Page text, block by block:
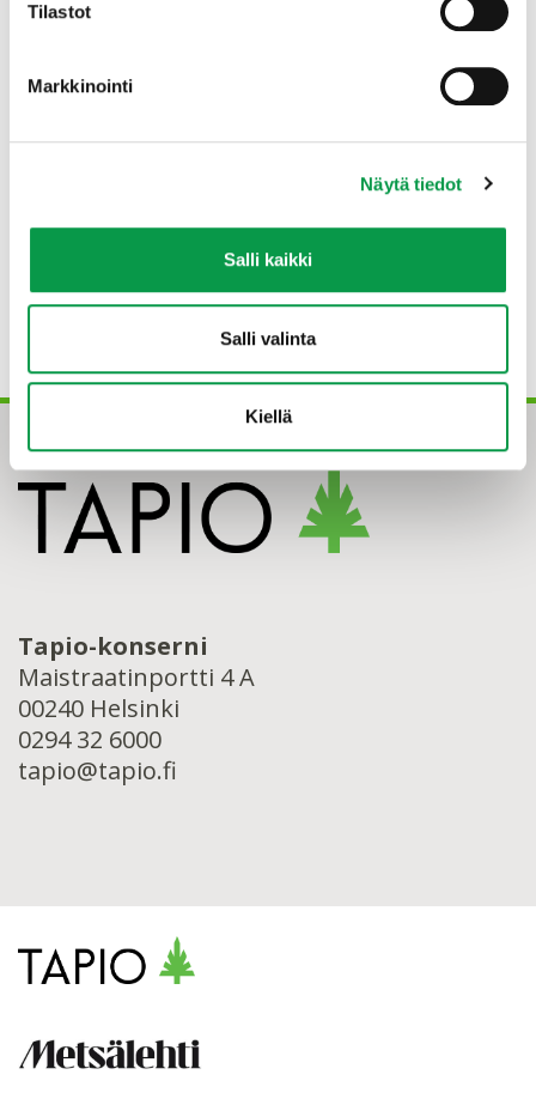
Tilastot
Markkinointi
Näytä tiedot
Salli kaikki
Salli valinta
Kiellä
Luontomatkailu, hyvinvointi ja
Luontomatkailu, hyvinvointi ja METSO. Tapion
© Tapio Oy
ISSN 2342-804X (pdf)
ISBN 978-952-5632-46-0
Tapio-konserni
Maistraatinportti 4 A
00240 Helsinki
0294 32 6000
tapio@tapio.fi